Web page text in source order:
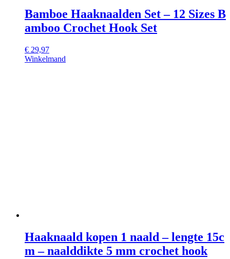
Bamboe Haaknaalden Set – 12 Sizes B
amboo Crochet Hook Set
€ 29,97
Winkelmand
Haaknaald kopen 1 naald – lengte 15c
m – naalddikte 5 mm crochet hook